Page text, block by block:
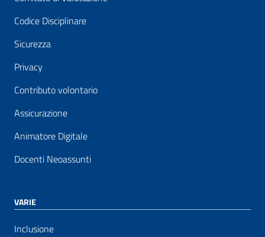
Codice Disciplinare
Sicurezza
Privacy
Contributo volontario
Assicurazione
Animatore Digitale
Docenti Neoassunti
VARIE
Inclusione